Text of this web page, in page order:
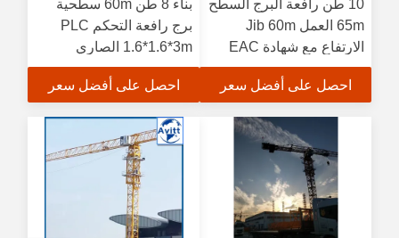
10 طن رافعة البرج السطح
65m العمل Jib 60m
الارتفاع مع شهادة EAC
احصل على أفضل سعر
بناء 8 طن 60m سطحية
برج رافعة التحكم PLC
1.6*1.6*3m الصاري
احصل على أفضل سعر